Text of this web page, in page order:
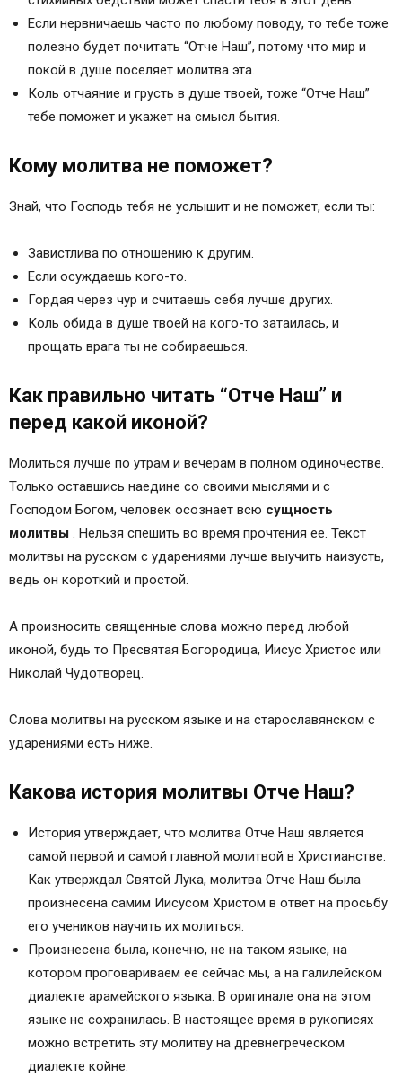
Если нервничаешь часто по любому поводу, то тебе тоже
полезно будет почитать “Отче Наш”, потому что мир и
покой в душе поселяет молитва эта.
Коль отчаяние и грусть в душе твоей, тоже “Отче Наш”
тебе поможет и укажет на смысл бытия.
Кому молитва не поможет?
Знай, что Господь тебя не услышит и не поможет, если ты:
Завистлива по отношению к другим.
Если осуждаешь кого-то.
Гордая через чур и считаешь себя лучше других.
Коль обида в душе твоей на кого-то затаилась, и
прощать врага ты не собираешься.
Как правильно читать “Отче Наш” и
перед какой иконой?
Молиться лучше по утрам и вечерам в полном одиночестве.
Только оставшись наедине со своими мыслями и с
Господом Богом, человек осознает всю сущность
молитвы . Нельзя спешить во время прочтения ее. Текст
молитвы на русском с ударениями лучше выучить наизусть,
ведь он короткий и простой.
А произносить священные слова можно перед любой
иконой, будь то Пресвятая Богородица, Иисус Христос или
Николай Чудотворец.
Слова молитвы на русском языке и на старославянском с
ударениями есть ниже.
Какова история молитвы Отче Наш?
История утверждает, что молитва Отче Наш является
самой первой и самой главной молитвой в Христианстве.
Как утверждал Святой Лука, молитва Отче Наш была
произнесена самим Иисусом Христом в ответ на просьбу
его учеников научить их молиться.
Произнесена была, конечно, не на таком языке, на
котором проговариваем ее сейчас мы, а на галилейском
диалекте арамейского языка. В оригинале она на этом
языке не сохранилась. В настоящее время в рукописях
можно встретить эту молитву на древнегреческом
диалекте койне.